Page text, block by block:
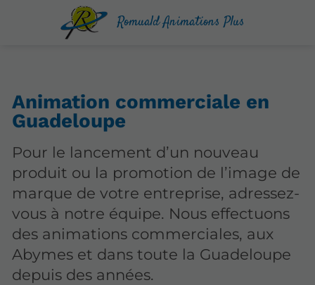
Romuald Animations Plus
Animation commerciale en
Guadeloupe
Pour le lancement d’un nouveau
produit ou la promotion de l’image de
marque de votre entreprise, adressez-
vous à notre équipe. Nous effectuons
des animations commerciales, aux
Abymes et dans toute la Guadeloupe
depuis des années.